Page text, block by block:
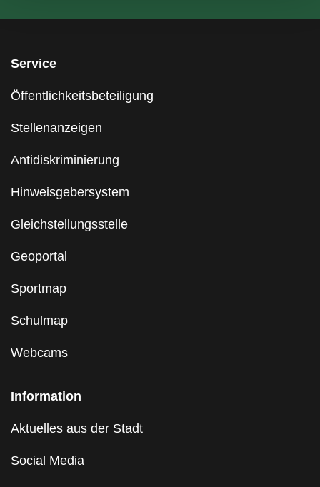
Service
Öffentlichkeitsbeteiligung
Stellenanzeigen
Antidiskriminierung
Hinweisgebersystem
Gleichstellungsstelle
Geoportal
Sportmap
Schulmap
Webcams
Information
Aktuelles aus der Stadt
Social Media